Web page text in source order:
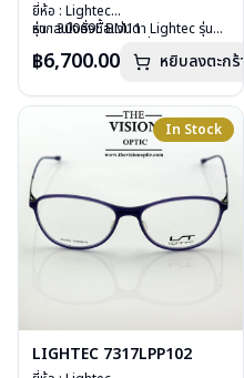
ยี่ห้อ : Lightec
รุ่น : 30069L BM11
เลนส์ : Demo Lens
อุปกรณ์ : กล่องแว่น, ผ้าเช็ดแว่น
น้ำหนัก : 16 กรัม
การรับประกัน : 1 ปี
หากสนใจสั่งชื้อแว่นตา Lightec รุ่นอื่น
ติดต่อเราคลิก
฿6,700.00 หยิบลงตะกร้า
In Stock
LIGHTEC 7317LPP102